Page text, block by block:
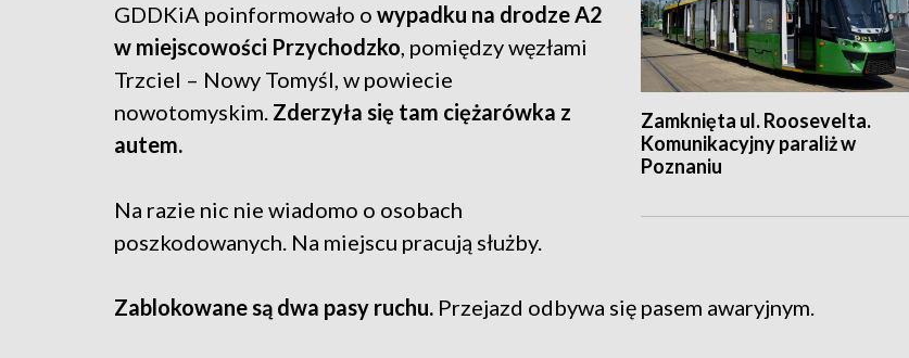
Zamknięta ul. Roosevelta.
Komunikacyjny paraliż w
Poznaniu
GDDKiA poinformowało o wypadku na drodze A2
w miejscowości Przychodzko, pomiędzy węzłami
Trzciel – Nowy Tomyśl, w powiecie
nowotomyskim. Zderzyła się tam ciężarówka z
autem.
Na razie nic nie wiadomo o osobach
poszkodowanych. Na miejscu pracują służby.
Zablokowane są dwa pasy ruchu. Przejazd odbywa się pasem awaryjnym.